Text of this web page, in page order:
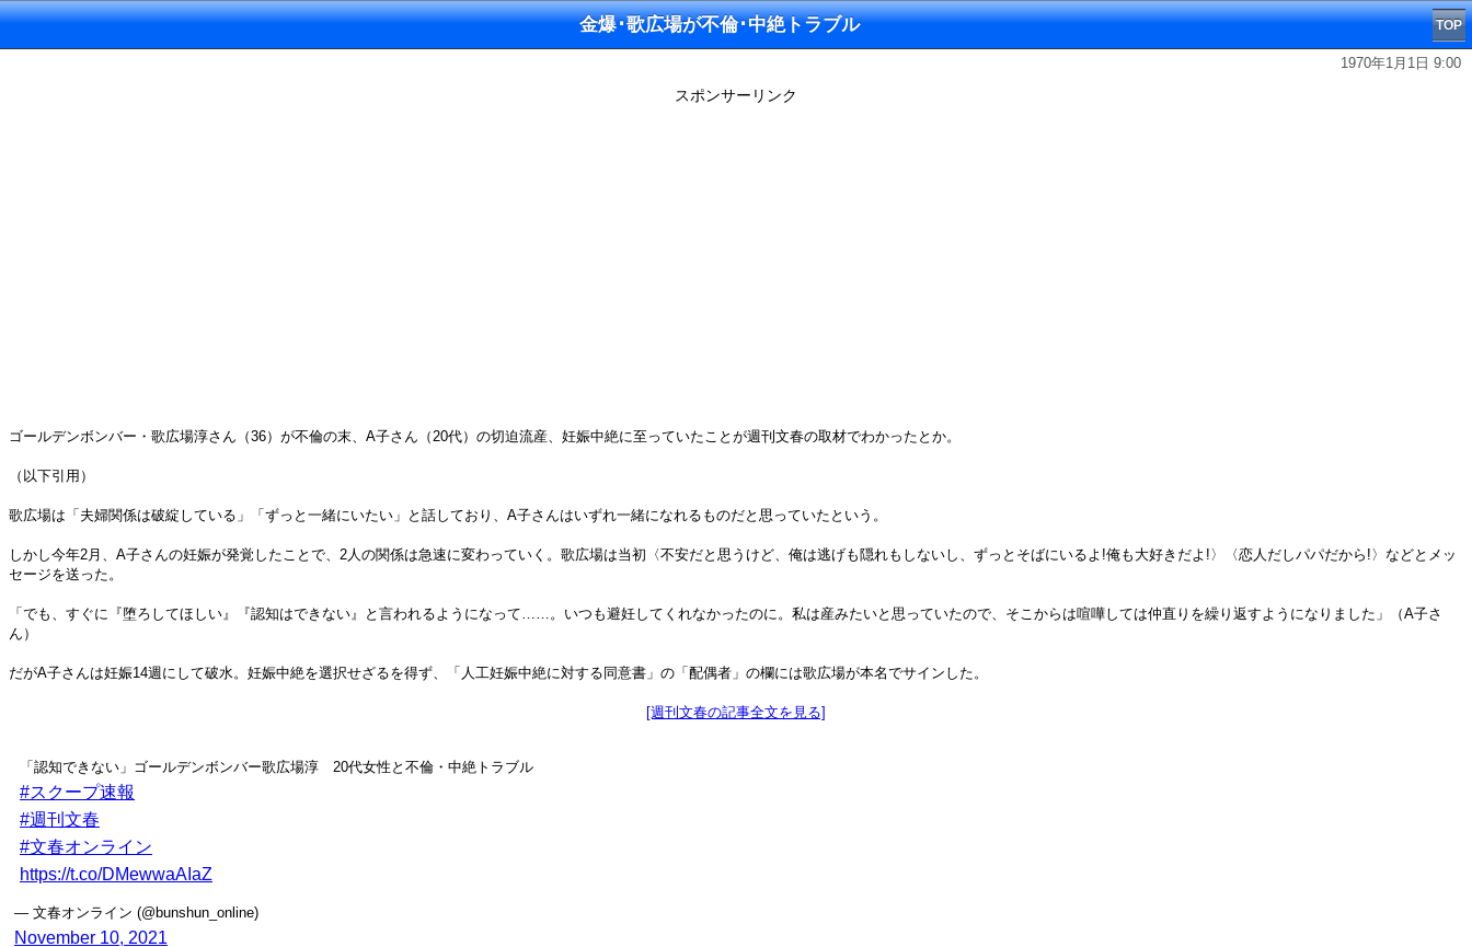
金爆･歌広場が不倫･中絶トラブル TOP
1970年1月1日 9:00
スポンサーリンク
ゴールデンボンバー・歌広場淳さん（36）が不倫の末、A子さん（20代）の切迫流産、妊娠中絶に至っていたことが週刊文春の取材でわかったとか。
（以下引用）
歌広場は「夫婦関係は破綻している」「ずっと一緒にいたい」と話しており、A子さんはいずれ一緒になれるものだと思っていたという。
しかし今年2月、A子さんの妊娠が発覚したことで、2人の関係は急速に変わっていく。歌広場は当初〈不安だと思うけど、俺は逃げも隠れもしないし、ずっとそばにいるよ!俺も大好きだよ!〉〈恋人だしパパだから!〉などとメッ
セージを送った。
「でも、すぐに『堕ろしてほしい』『認知はできない』と言われるようになって……。いつも避妊してくれなかったのに。私は産みたいと思っていたので、そこからは喧嘩しては仲直りを繰り返すようになりました」（A子さ
ん）
だがA子さんは妊娠14週にして破水。妊娠中絶を選択せざるを得ず、「人工妊娠中絶に対する同意書」の「配偶者」の欄には歌広場が本名でサインした。
[週刊文春の記事全文を見る]
「認知できない」ゴールデンボンバー歌広場淳 20代女性と不倫・中絶トラブル
#スクープ速報
#週刊文春
#文春オンライン
https://t.co/DMewwaAIaZ
— 文春オンライン (@bunshun_online)
November 10, 2021